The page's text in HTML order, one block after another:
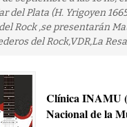
del Plata (H. Yrigoyen
Rock ,se presentarán
del Rock,VDR,La
Clínica INAMU
Nacional de la